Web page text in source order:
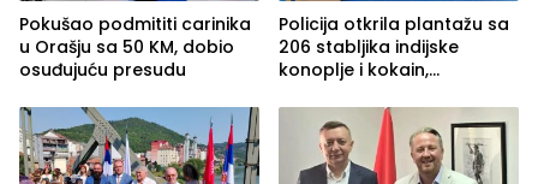
Pokušao podmititi carinika
u Orašju sa 50 KM, dobio
osuđujuću presudu
Policija otkrila plantažu sa
206 stabljika indijske
konoplje i kokain,
(FOTO)